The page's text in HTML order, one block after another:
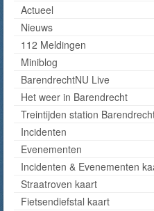
Actueel
Nieuws
112 Meldingen
Miniblog
BarendrechtNU Live
Het weer in Barendrecht
Treintijden station
Incidenten
Evenementen
Incidenten & Evenementen
Straatroven kaart
Fietsendiefstal kaart